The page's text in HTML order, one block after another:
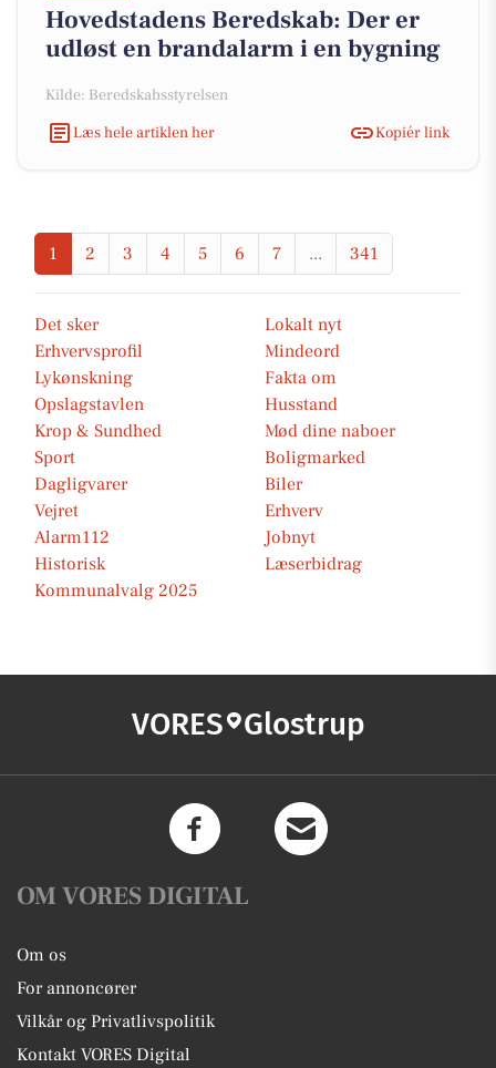
Hovedstadens Beredskab: Der er
udløst en brandalarm i en bygning
Kilde: Beredskabsstyrelsen
Læs hele artiklen her
Kopiér link
1 2 3 4 5 6 7 ... 341
Det sker
Lokalt nyt
Erhvervsprofil
Mindeord
Lykønskning
Fakta om
Opslagstavlen
Husstand
Krop & Sundhed
Mød dine naboer
Sport
Boligmarked
Dagligvarer
Biler
Vejret
Erhverv
Alarm112
Jobnyt
Historisk
Læserbidrag
Kommunalvalg 2025
VORES Glostrup
OM VORES DIGITAL
Om os
For annoncører
Vilkår og Privatlivspolitik
Kontakt VORES Digital